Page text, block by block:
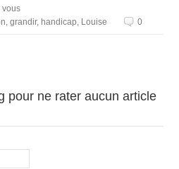
vous
,grandir, handicap, Louise 0
pour ne rater aucun article